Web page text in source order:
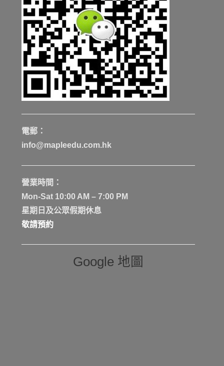
電郵：
info@mapleedu.com.hk
營業時間：
Mon-Sat 10:00 AM – 7:00 PM
星期日及公眾假期休息
敬請預約
Google 地圖